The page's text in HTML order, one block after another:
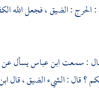
: الحرج : الضيق ، فجعل الله
: سمعتابن عباسيسأل
؟ قال : الشيء الضيق ، قال